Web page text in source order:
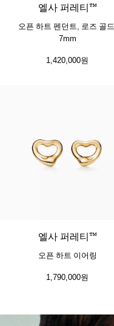
엘사 퍼레티™
오픈 하트 펜던트, 로즈 골드,
7mm
1,420,000원
엘사 퍼레티™
오픈 하트 이어링
1,790,000원